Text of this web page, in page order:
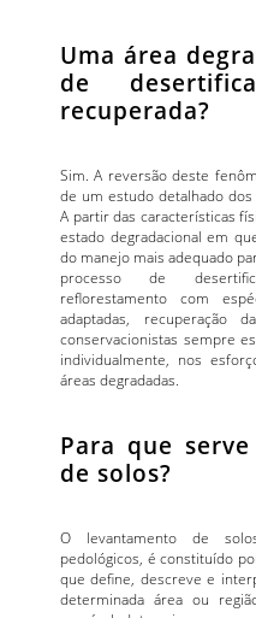
Uma área
de
recuperada?
Sim. A reversão deste
de um estudo detalhado
A partir das características
estado degradacional em
do manejo mais adequado
processo de
reflorestamento com
adaptadas, recuperação
conservacionistas sempre
individualmente, nos
áreas degradadas.
Para que
de solos?
O levantamento de
pedológicos, é constituído
que define, descreve e
determinada área ou